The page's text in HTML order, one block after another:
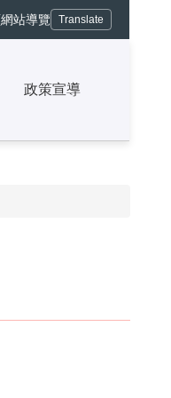
網站導覽 Translate
政策宣導